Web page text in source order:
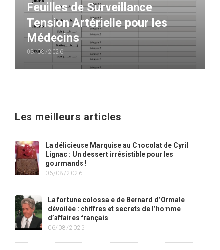
Feuilles de Surveillance
Tension Artérielle pour les
Médecins
03/08/2026
Les meilleurs articles
La délicieuse Marquise au Chocolat de Cyril
Lignac : Un dessert irrésistible pour les
gourmands !
06/08/2026
La fortune colossale de Bernard d’Ormale
dévoilée : chiffres et secrets de l’homme
d’affaires français
06/08/2026